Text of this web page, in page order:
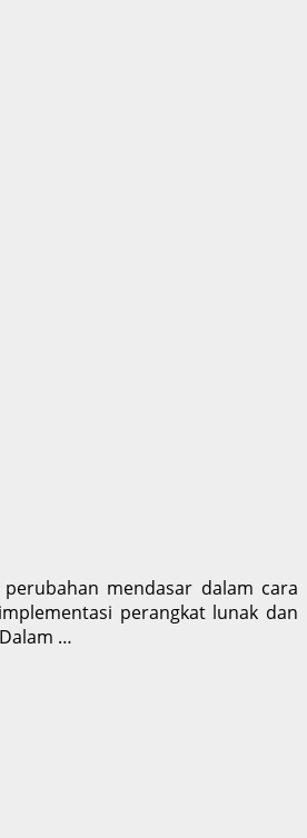
mendasar dalam cara
perangkat lunak dan
…